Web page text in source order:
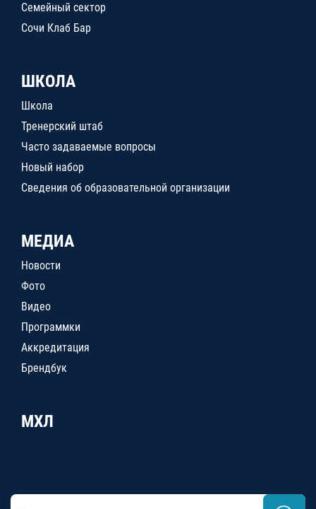
Семейный сектор
Сочи Клаб Бар
ШКОЛА
Школа
Тренерский штаб
Часто задаваемые вопросы
Новый набор
Сведения об образовательной организации
МЕДИА
Новости
Фото
Видео
Программки
Аккредитация
Брендбук
МХЛ